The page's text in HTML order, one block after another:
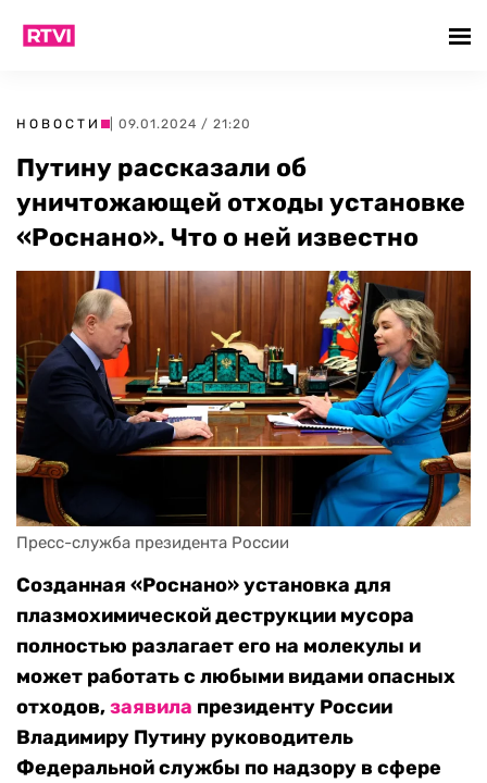
НОВОСТИ | 09.01.2024 / 21:20
Путину рассказали об
уничтожающей отходы установке
«Роснано». Что о ней известно
Пресс-служба президента России
Созданная «Роснано» установка для
плазмохимической деструкции мусора
полностью разлагает его на молекулы и
может работать с любыми видами опасных
отходов,заявила президенту России
Владимиру Путину руководитель
Федеральной службы по надзору в сфере